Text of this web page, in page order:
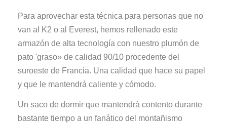
Para aprovechar esta técnica para personas que no
van al K2 o al Everest, hemos rellenado este
armazón de alta tecnología con nuestro plumón de
pato 'graso» de calidad 90/10 procedente del
suroeste de Francia. Una calidad que hace su papel
y que le mantendrá caliente y cómodo.
Un saco de dormir que mantendrá contento durante
bastante tiempo a un fanático del montañismo